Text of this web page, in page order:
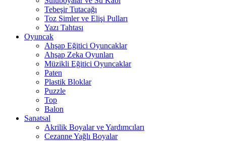
Tebeşir Tutacağı
Toz Simler ve Elişi Pulları
Yazı Tahtası
Oyuncak
Ahşap Eğitici Oyuncaklar
Ahşap Zeka Oyunları
Müzikli Eğitici Oyuncaklar
Paten
Plastik Bloklar
Puzzle
Top
Balon
Sanatsal
Akrilik Boyalar ve Yardımcıları
Cezanne Yağlı Boyalar